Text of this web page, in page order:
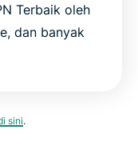
Terbaik oleh
dan banyak
sini.